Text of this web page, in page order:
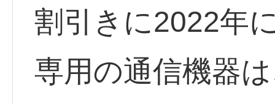
割引きに2022年
専用の通信機器